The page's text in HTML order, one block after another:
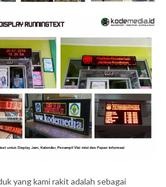
yang kami rakit adalah sebagai